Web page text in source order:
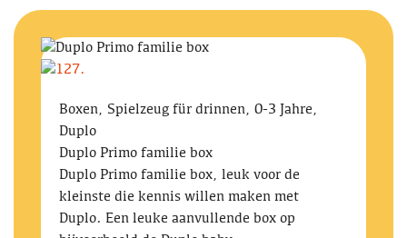
Boxen, Spielzeug für drinnen, 0-3 Jahre,
Duplo
Duplo Primo familie box
Duplo Primo familie box, leuk voor de
kleinste die kennis willen maken met
Duplo. Een leuke aanvullende box op